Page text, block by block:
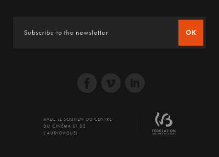
OK
AVEC LE SOUTIEN DU CENTRE
DU CINÉMA ET DE
L'AUDIOVISUEL